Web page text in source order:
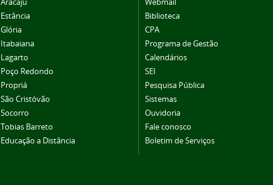
Aracaju
Estância
Glória
Itabaiana
Lagarto
Poço Redondo
Propriá
São Cristóvão
Socorro
Tobias Barreto
Educação a Distância
Webmail
Biblioteca
CPA
Programa de Gestão
Calendários
SEI
Pesquisa Pública
Sistemas
Ouvidoria
Fale conosco
Boletim de Serviços